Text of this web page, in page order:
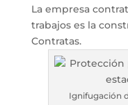
La empresa
trabajos es la
Contratas.
Ignifugación